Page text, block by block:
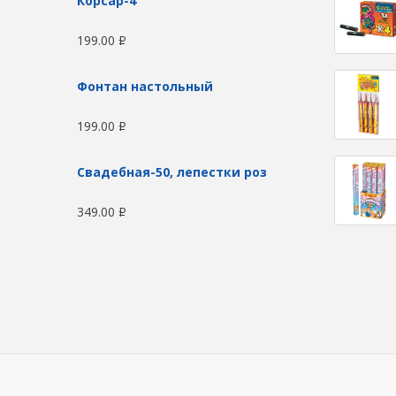
199.00 Р
Фонтан настольный
199.00 Р
Свадебная-50, лепестки роз
349.00 Р